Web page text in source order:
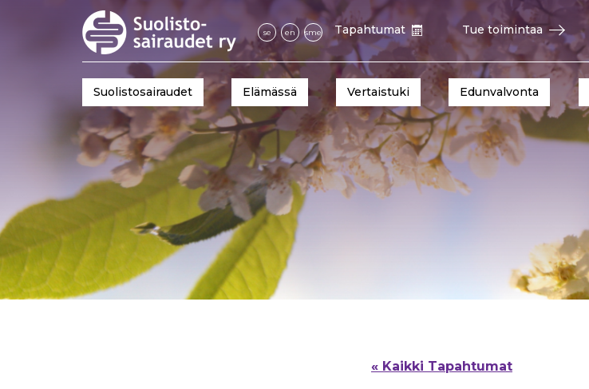
se en sme Tapahtumat Tue toimintaa
Suolistosairaudet Elämässä Vertaistuki Edunvalvonta
« Kaikki Tapahtumat